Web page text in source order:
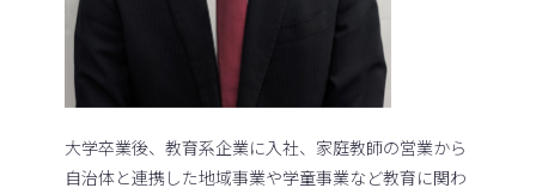
大学卒業後、教育系企業に入社、家庭教師の営業から
自治体と連携した地域事業や学童事業など教育に関わ